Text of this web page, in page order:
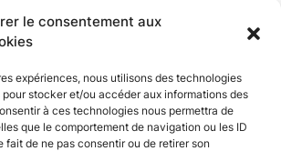
le consentement aux
expériences, nous utilisons des technologies
stocker et/ou accéder aux informations des
à ces technologies nous permettra de
que le comportement de navigation ou les ID
fait de ne pas consentir ou de retirer son
Rénovation bâtiments
industriels